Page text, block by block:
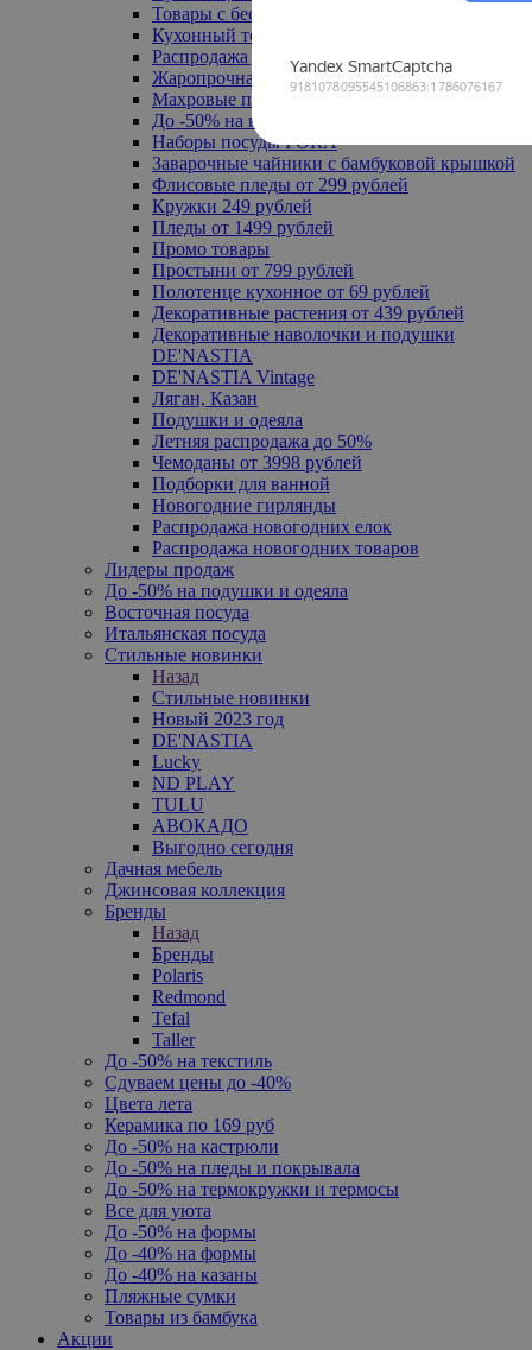
Товары с бесплатной доставкой
Кухонный текстиль
Распродажа до -50%
Жаропрочная посуда
Махровые полотенца
До -50% на ковры
Наборы посуды FORA
Заварочные чайники с бамбуковой крышкой
Флисовые пледы от 299 рублей
Кружки 249 рублей
Пледы от 1499 рублей
Промо товары
Простыни от 799 рублей
Полотенце кухонное от 69 рублей
Декоративные растения от 439 рублей
Декоративные наволочки и подушки
DE'NASTIA
DE'NASTIA Vintage
Ляган, Казан
Подушки и одеяла
Летняя распродажа до 50%
Чемоданы от 3998 рублей
Подборки для ванной
Новогодние гирлянды
Распродажа новогодних елок
Распродажа новогодних товаров
Лидеры продаж
До -50% на подушки и одеяла
Восточная посуда
Итальянская посуда
Стильные новинки
Назад
Стильные новинки
Новый 2023 год
DE'NASTIA
Lucky
ND PLAY
TULU
АВОКАДО
Выгодно сегодня
Дачная мебель
Джинсовая коллекция
Бренды
Назад
Бренды
Polaris
Redmond
Tefal
Taller
До -50% на текстиль
Сдуваем цены до -40%
Цвета лета
Керамика по 169 руб
До -50% на кастрюли
До -50% на пледы и покрывала
До -50% на термокружки и термосы
Все для уюта
До -50% на формы
До -40% на формы
До -40% на казаны
Пляжные сумки
Товары из бамбука
Акции